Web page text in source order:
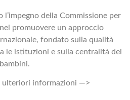
l’impegno della Commissione per
promuovere un approccio
fondato sulla qualità
le istituzioni e sulla centralità dei
ulteriori informazioni —>